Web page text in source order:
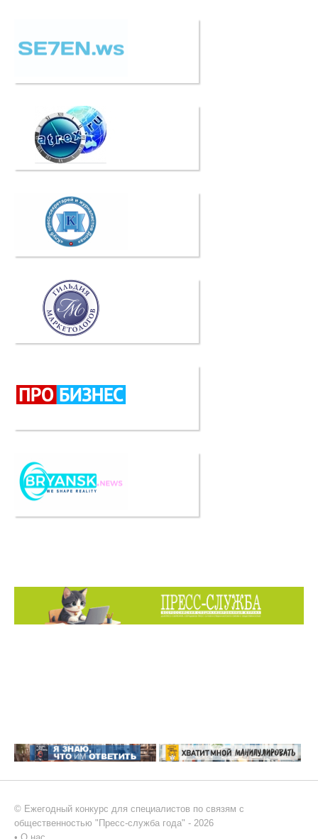
© Ежегодный конкурс для специалистов по связям с
общественностью "Пресс-служба года" - 2026